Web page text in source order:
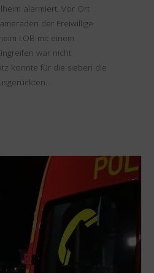
alarmiert. Vor Ort
der Freiwillige
i.OB mit einem
war nicht
konnte für die sieben die